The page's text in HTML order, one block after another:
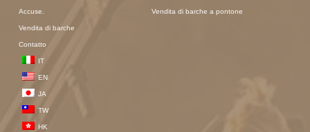
Accuse.
Vendita di barche
Contatto
IT
EN
JA
TW
HK
Vendita di barche a pontone